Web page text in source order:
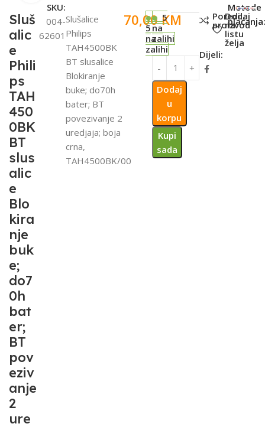
Sluš
alic
e
Phili
ps
TAH
450
0BK
BT
slus
alic
e
Blo
kira
nje
buk
e;
do7
0h
bat
er;
BT
pov
eziv
anje
2
ure
SKU:
004-
62601
Slušalice
Philips
TAH4500BK
BT slusalice
Blokiranje
buke; do70h
bater; BT
povezivanje 2
uredjaja; boja
crna,
TAH4500BK/00
70,00KM
5
na
zalihi
5
na
zalihi
Dodaj
u
korpu
Kupi
sada
Poredi
proizvod
Dodaj
na
listu
želja
Dijeli:
Metode